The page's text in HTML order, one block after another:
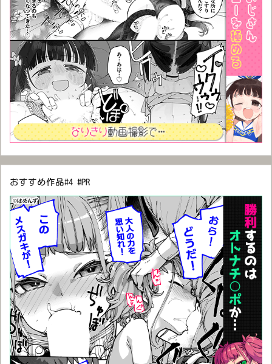
おすすめ作品#4 #PR